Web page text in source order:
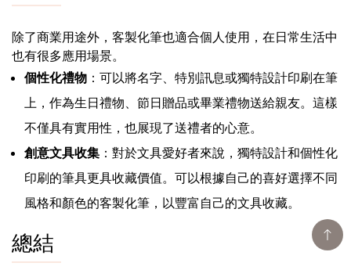
除了商業用途外，客製化筆也適合個人使用，在日常生活中
也有很多應用場景。
個性化禮物 ：可以將名字、特別訊息或獨特設計印刷在筆
上，作為生日禮物、節日贈品或畢業禮物送給親友。這樣
不僅具有實用性，也展現了送禮者的心意。
創意文具收集 ：對於文具愛好者來說，獨特設計和個性化
印刷的筆具更具收藏價值。可以根據自己的喜好選擇不同
風格和顏色的客製化筆，以豐富自己的文具收藏。
總結